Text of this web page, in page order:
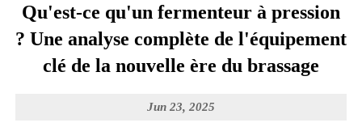
Qu'est-ce qu'un fermenteur à pression
? Une analyse complète de l'équipement
clé de la nouvelle ère du brassage
Jun 23, 2025